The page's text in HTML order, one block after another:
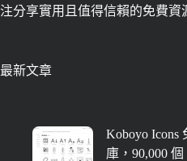
注分享實用且值得信賴的免費資
最新文章
Koboyo Icons
庫，90,000